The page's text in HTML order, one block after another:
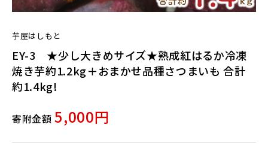
芋屋はしもと
EY-3 ★少し大きめサイズ★熟成紅はるか冷凍
焼き芋約1.2kg＋おまかせ品種さつまいも 合計
約1.4kg!
寄附金額5,000円